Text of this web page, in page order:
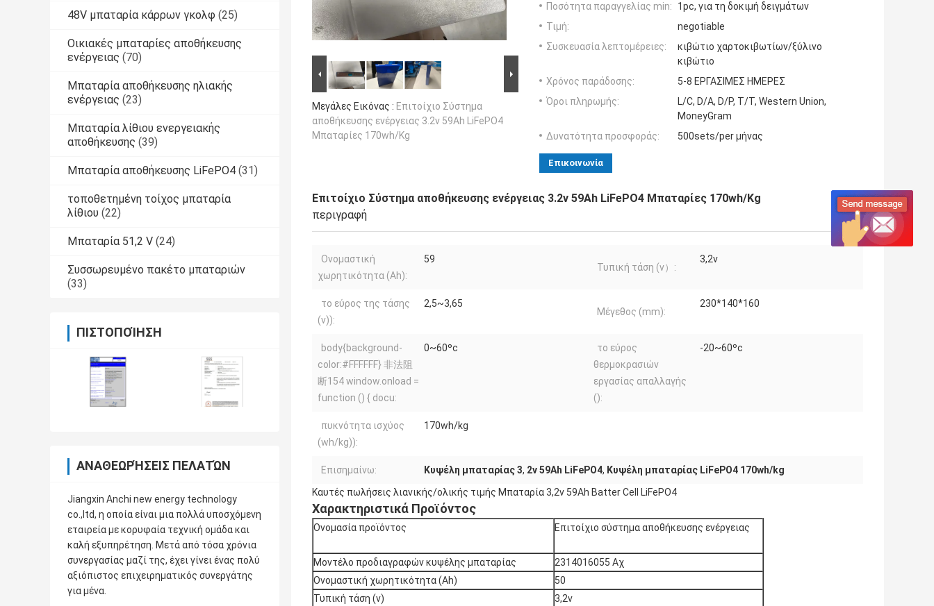
48V μπαταρία κάρρων γκολφ (25)
Οικιακές μπαταρίες αποθήκευσης
ενέργειας (70)
Μπαταρία αποθήκευσης ηλιακής
ενέργειας (23)
Μπαταρία λίθιου ενεργειακής
αποθήκευσης (39)
Μπαταρία αποθήκευσης LiFePO4 (31)
τοποθετημένη τοίχος μπαταρία
λίθιου (22)
Μπαταρία 51,2 V (24)
Συσσωρευμένο πακέτο μπαταριών
(33)
ΠΙΣΤΟΠΟΊΗΣΗ
ΑΝΑΘΕΩΡΉΣΕΙΣ ΠΕΛΑΤΏΝ
Jiangxin Anchi new energy technology
co.,ltd, η οποία είναι μια πολλά υποσχόμενη
εταιρεία με κορυφαία τεχνική ομάδα και
καλή εξυπηρέτηση. Μετά από τόσα χρόνια
συνεργασίας μαζί της, έχει γίνει ένας πολύ
αξιόπιστος επιχειρηματικός συνεργάτης
για μένα.
Μεγάλες Εικόνας : Επιτοίχιο Σύστημα
αποθήκευσης ενέργειας 3.2v 59Ah LiFePO4
Μπαταρίες 170wh/Kg
Ποσότητα παραγγελίας min:
1pc, για τη δοκιμή δειγμάτων
Τιμή:
negotiable
Συσκευασία λεπτομέρειες:
κιβώτιο χαρτοκιβωτίων/ξύλινο
κιβώτιο
Χρόνος παράδοσης:
5-8 ΕΡΓΑΣΙΜΕΣ ΗΜΕΡΕΣ
Όροι πληρωμής:
L/C, D/A, D/P, T/T, Western Union,
MoneyGram
Δυνατότητα προσφοράς:
500sets/per μήνας
Επικοινωνία
Επιτοίχιο Σύστημα αποθήκευσης ενέργειας 3.2v 59Ah LiFePO4 Μπαταρίες 170wh/Kg
περιγραφή
Ονομαστική
χωρητικότητα (Ah):
59
Τυπική τάση (v）:
3,2v
το εύρος της τάσης
(v)):
2,5~3,65
Μέγεθος (mm):
230*140*160
body{background-
color:#FFFFFF} 非法阻
断154 window.onload =
function () { docu:
0~60ºc
το εύρος
θερμοκρασιών
εργασίας απαλλαγής
():
-20~60ºc
πυκνότητα ισχύος
(wh/kg)):
170wh/kg
Επισημαίνω: Κυψέλη μπαταρίας 3, 2v 59Ah LiFePO4, Κυψέλη μπαταρίας LiFePO4 170wh/kg
Καυτές πωλήσεις λιανικής/ολικής τιμής Μπαταρία 3,2v 59Ah Batter Cell LiFePO4
Χαρακτηριστικά Προϊόντος
Ονομασία προϊόντος Επιτοίχιο σύστημα αποθήκευσης ενέργειας
Μοντέλο προδιαγραφών κυψέλης μπαταρίας
2314016055 Αχ
Ονομαστική χωρητικότητα (Ah)
50
Τυπική τάση (v)
3,2v